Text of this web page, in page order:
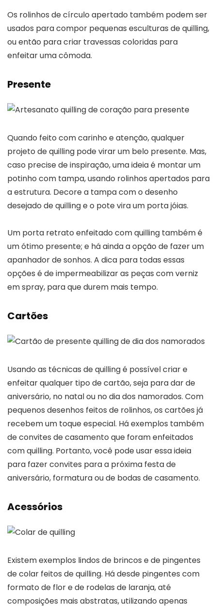
Os rolinhos de círculo apertado também podem ser
usados para compor pequenas esculturas de quilling,
ou então para criar travessas coloridas para
enfeitar uma cômoda.
Presente
Quando feito com carinho e atenção, qualquer
projeto de quilling pode virar um belo presente. Mas,
caso precise de inspiração, uma ideia é montar um
potinho com tampa, usando rolinhos apertados para
a estrutura. Decore a tampa com o desenho
desejado de quilling e o pote vira um porta jóias.
Um porta retrato enfeitado com quilling também é
um ótimo presente; e há ainda a opção de fazer um
apanhador de sonhos. A dica para todas essas
opções é de impermeabilizar as peças com verniz
em spray, para que durem mais tempo.
Cartões
Usando as técnicas de quilling é possível criar e
enfeitar qualquer tipo de cartão, seja para dar de
aniversário, no natal ou no dia dos namorados. Com
pequenos desenhos feitos de rolinhos, os cartões já
recebem um toque especial. Há exemplos também
de convites de casamento que foram enfeitados
com quilling. Portanto, você pode usar essa ideia
para fazer convites para a próxima festa de
aniversário, formatura ou de bodas de casamento.
Acessórios
Existem exemplos lindos de brincos e de pingentes
de colar feitos de quilling. Há desde pingentes com
formato de flor e de rodelas de laranja, até
composições mais abstratas, utilizando apenas